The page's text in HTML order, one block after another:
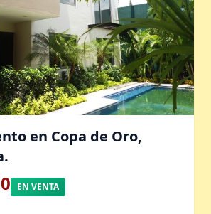
en Copa de Oro,
EN VENTA